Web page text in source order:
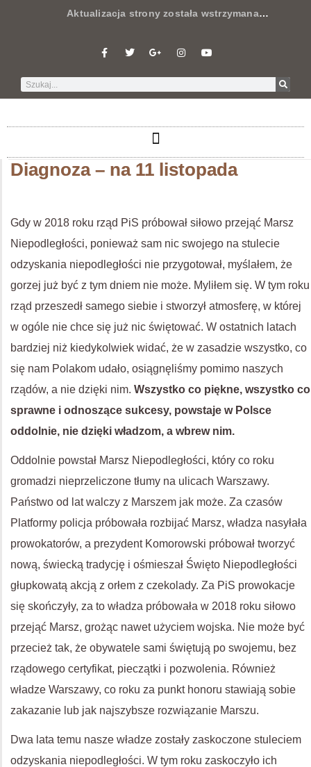
Aktualizacja strony została wstrzymana…
Diagnoza – na 11 listopada
Gdy w 2018 roku rząd PiS próbował siłowo przejąć Marsz
Niepodległości, ponieważ sam nic swojego na stulecie
odzyskania niepodległości nie przygotował, myślałem, że
gorzej już być z tym dniem nie może. Myliłem się. W tym roku
rząd przeszedł samego siebie i stworzył atmosferę, w której
w ogóle nie chce się już nic świętować. W ostatnich latach
bardziej niż kiedykolwiek widać, że w zasadzie wszystko, co
się nam Polakom udało, osiągnęliśmy pomimo naszych
rządów, a nie dzięki nim. Wszystko co piękne, wszystko co
sprawne i odnoszące sukcesy, powstaje w Polsce
oddolnie, nie dzięki władzom, a wbrew nim.
Oddolnie powstał Marsz Niepodległości, który co roku
gromadzi nieprzeliczone tłumy na ulicach Warszawy.
Państwo od lat walczy z Marszem jak może. Za czasów
Platformy policja próbowała rozbijać Marsz, władza nasyłała
prowokatorów, a prezydent Komorowski próbował tworzyć
nową, świecką tradycję i ośmieszał Święto Niepodległości
głupkowatą akcją z orłem z czekolady. Za PiS prowokacje
się skończyły, za to władza próbowała w 2018 roku siłowo
przejąć Marsz, grożąc nawet użyciem wojska. Nie może być
przecież tak, że obywatele sami świętują po swojemu, bez
rządowego certyfikat, pieczątki i pozwolenia. Również
władze Warszawy, co roku za punkt honoru stawiają sobie
zakazanie lub jak najszybsze rozwiązanie Marszu.
Dwa lata temu nasze władze zostały zaskoczone stuleciem
odzyskania niepodległości. W tym roku zaskoczyło ich